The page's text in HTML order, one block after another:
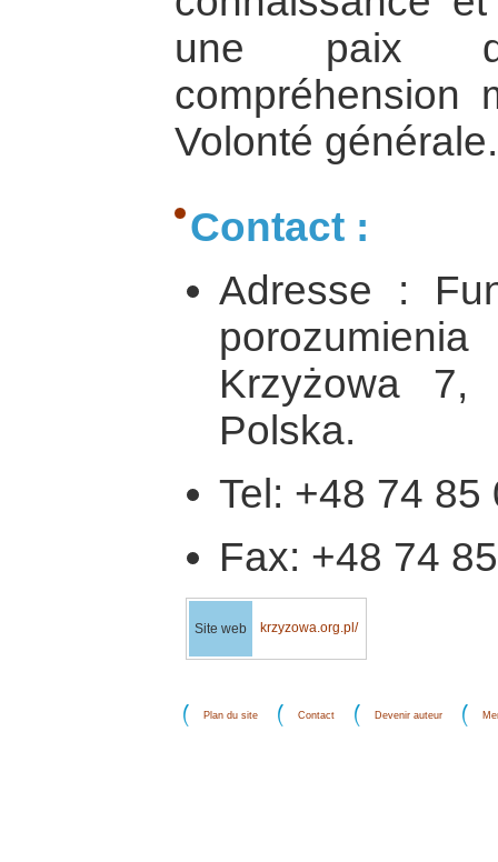
une paix
compréhension
Volonté générale.
Contact :
Adresse :
Krzyżowa 7,
Polska.
Tel: +48 74 85
Fax: +48 74
Site web krzyzowa.org.pl/
Plan du site Contact Devenir auteur